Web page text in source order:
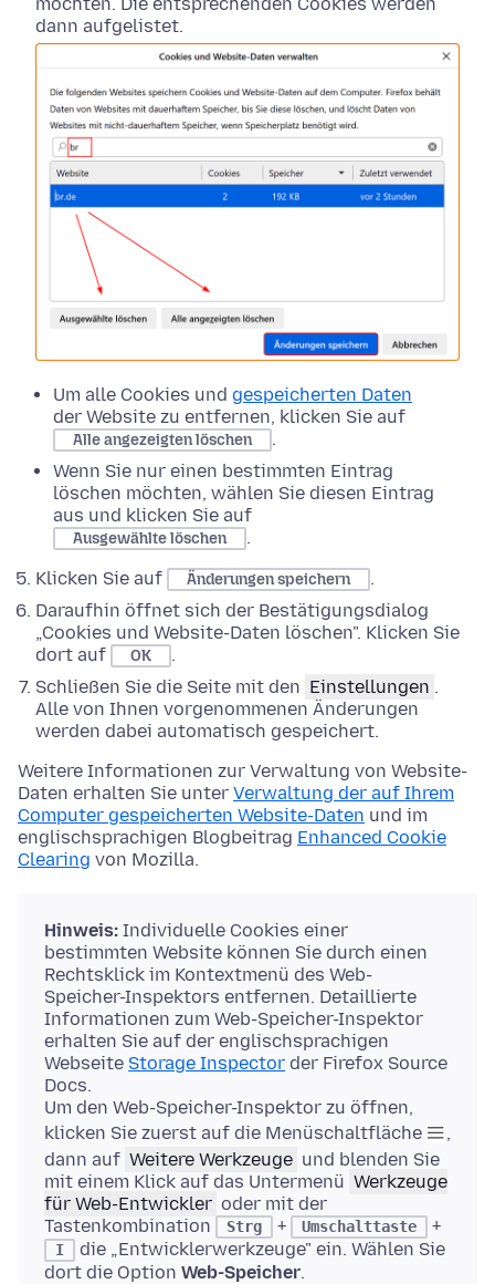
möchten. Die entsprechenden Cookies werden
dann aufgelistet.
Um alle Cookies und gespeicherten Daten
der Website zu entfernen, klicken Sie auf
Alle angezeigten löschen
.
Wenn Sie nur einen bestimmten Eintrag
löschen möchten, wählen Sie diesen Eintrag
aus und klicken Sie auf
Ausgewählte löschen
.
Klicken Sie auf
Änderungen speichern
.
Daraufhin öffnet sich der Bestätigungsdialog
„Cookies und Website-Daten löschen". Klicken Sie
dort auf
OK
.
Schließen Sie die Seite mit den Einstellungen .
Alle von Ihnen vorgenommenen Änderungen
werden dabei automatisch gespeichert.
Weitere Informationen zur Verwaltung von Website-
Daten erhalten Sie unter Verwaltung der auf Ihrem
Computer gespeicherten Website-Daten und im
englischsprachigen Blogbeitrag Enhanced Cookie
Clearing von Mozilla.
Hinweis: Individuelle Cookies einer
bestimmten Website können Sie durch einen
Rechtsklick im Kontextmenü des Web-
Speicher-Inspektors entfernen. Detaillierte
Informationen zum Web-Speicher-Inspektor
erhalten Sie auf der englischsprachigen
Webseite Storage Inspector der Firefox Source
Docs.
Um den Web-Speicher-Inspektor zu öffnen,
klicken Sie zuerst auf die Menüschaltfläche
,
dann auf Weitere Werkzeuge und blenden Sie
mit einem Klick auf das Untermenü Werkzeuge
für Web-Entwickler oder mit der
Tastenkombination
Strg + Umschalttaste +
I
die „Entwicklerwerkzeuge" ein. Wählen Sie
dort die Option Web-Speicher.